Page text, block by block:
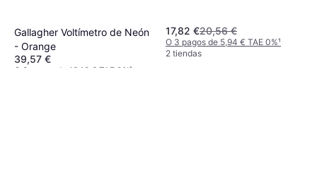
Gallagher Voltímetro de Neón
- Orange
39,57 €
O 3 pagos de 13,19 € TAE 0%¹
17,82 €20,56 €
O 3 pagos de 5,94 € TAE 0%¹
2 tiendas